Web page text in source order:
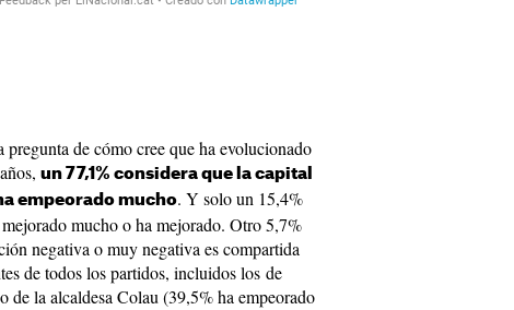
de cómo cree que ha evolucionado
un 77,1% considera que la capital
empeorado mucho. Y solo un 15,4%
mucho o ha mejorado. Otro 5,7%
negativa o muy negativa es compartida
de todos los partidos, incluidos los de
de la alcaldesa Colau (39,5% ha empeorado